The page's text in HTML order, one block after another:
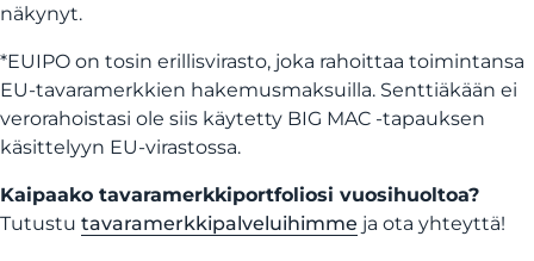
näkynyt.
*EUIPO on tosin erillisvirasto, joka rahoittaa toimintansa
EU-tavaramerkkien hakemusmaksuilla. Senttiäkään ei
verorahoistasi ole siis käytetty BIG MAC -tapauksen
käsittelyyn EU-virastossa.
Kaipaako tavaramerkkiportfoliosi vuosihuoltoa?
Tutustu tavaramerkkipalveluihimme ja ota yhteyttä!